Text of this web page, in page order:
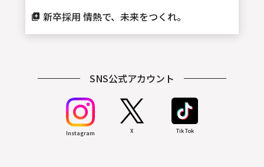
新卒採用 情熱で、未来をつくれ。
SNS公式アカウント
Instagram X Tik Tok